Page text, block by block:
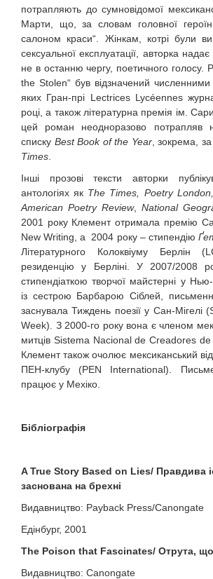
потрапляють до сумновідомої
Марти, що, за словам головної
салоном краси“. Жінкам, котрі були
сексуальної експлуатації, авторка
не в останню чергу, поетичного голосу.
the Stolen“ був відзначений
яких Гран-прі Lectrices Lycéennes
році, а також літературна премія ім.
цей роман неодноразово потрапляв
списку Best Book of the Year, зокрема, за
Times
Інші прозові тексти авторки
антологіях як The Times Poetry London
American Poetry Review, National
2001 року Клемент отримала премію
New Writing, а 2004 року – стипендію
Літературного Колоквіуму Берлін
резиденцію у Берліні. У 2007/2008
стипендіаткою творчої майстерні у
із сестрою Барбарою Сіблей,
заснувала Тиждень поезії у Сан-Мігелі
Week). З 2000-го року вона є членом
митців Sistema Nacional de Creadores
Клемент також очолює мексиканський
ПЕН-клубу (PEN International).
працює у Мехіко.
Бібліографія
A True Story Based on Lies/ Правдива
заснована на брехні
Видавництво: Payback Press/Canongate
Едінбург, 2001
The Poison that Fascinates/ Отрута,
Видавництво: Canongate